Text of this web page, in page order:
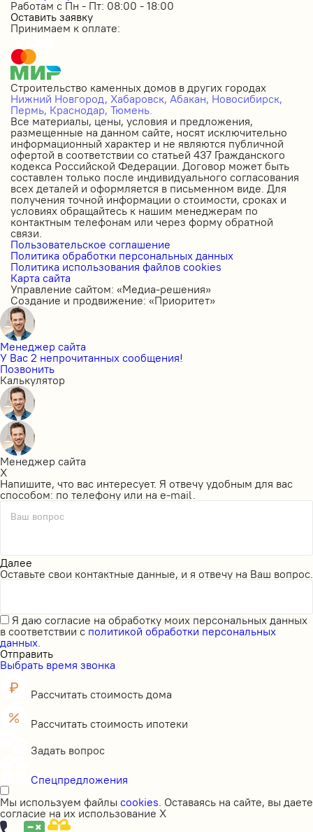
Работам с Пн - Пт: 08:00 - 18:00
Оставить заявку
Принимаем к оплате:
Строительство каменных домов в других городах
Нижний Новгород, Хабаровск, Абакан, Новосибирск,
Пермь, Краснодар, Тюмень.
Все материалы, цены, условия и предложения,
размещенные на данном сайте, носят исключительно
информационный характер и не являются публичной
офертой в соответствии со статьей 437 Гражданского
кодекса Российской Федерации. Договор может быть
составлен только после индивидуального согласования
всех деталей и оформляется в письменном виде. Для
получения точной информации о стоимости, сроках и
условиях обращайтесь к нашим менеджерам по
контактным телефонам или через форму обратной
связи.
Пользовательское соглашение
Политика обработки персональных данных
Политика использования файлов cookies
Карта сайта
Управление сайтом: «Медиа-решения»
Создание и продвижение: «Приоритет»
Менеджер сайта
У Вас 2 непрочитанных сообщения!
Позвонить
Калькулятор
Менеджер сайта
X
Напишите, что вас интересует. Я отвечу удобным для вас
способом: по телефону или на e-mail.
Ваш вопрос
Далее
Оставьте свои контактные данные, и я отвечу на Ваш вопрос.
Я даю согласие на обработку моих персональных данных
в соответствии с политикой обработки персональных
данных.
Отправить
Выбрать время звонка
Рассчитать стоимость дома
Рассчитать стоимость ипотеки
Задать вопрос
Спецпредложения
Мы используем файлы cookies . Оставаясь на сайте, вы даете
согласие на их использование X